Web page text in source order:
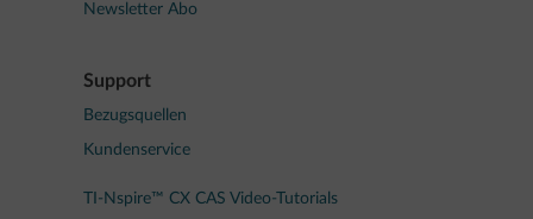
Newsletter Abo
Support
Bezugsquellen
Kundenservice
TI-Nspire™ CX CAS Video-Tutorials